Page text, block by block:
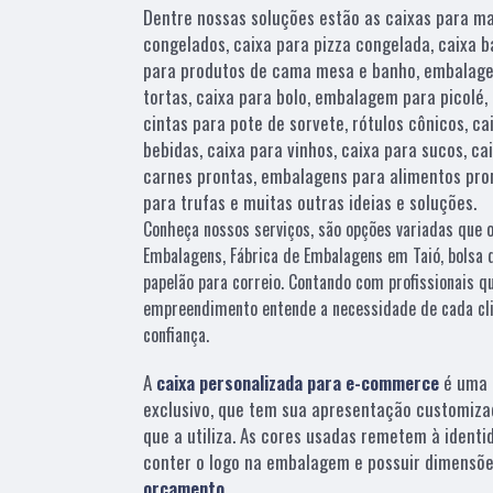
Dentre nossas soluções estão as caixas para
congelados, caixa para pizza congelada, caixa
para produtos de cama mesa e banho,
tortas, caixa para bolo, embalagem para
cintas para pote de sorvete, rótulos cônicos,
bebidas, caixa para vinhos, caixa para sucos,
carnes prontas, embalagens para alimentos
para trufas e muitas outras ideias e soluções.
Conheça nossos serviços, são opções variadas
Embalagens, Fábrica de Embalagens em Taió,
papelão para correio. Contando com profissionais
empreendimento entende a necessidade de cada
confiança.
A caixa personalizada para e-commerce é
exclusivo, que tem sua apresentação
que a utiliza. As cores usadas remetem à
conter o logo na embalagem e possuir